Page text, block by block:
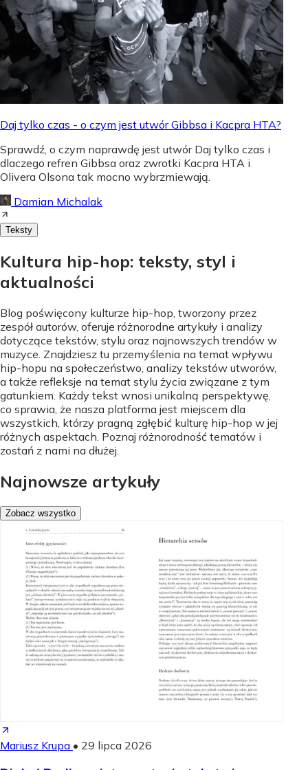
Daj tylko czas - o czym jest utwór Gibbsa i Kacpra HTA?
Sprawdź, o czym naprawdę jest utwór Daj tylko czas i
dlaczego refren Gibbsa oraz zwrotki Kacpra HTA i
Olivera Olsona tak mocno wybrzmiewają.
Damian Michalak
Teksty
Kultura hip-hop: teksty, styl i
aktualności
Blog poświęcony kulturze hip-hop, tworzony przez
zespół autorów, oferuje różnorodne artykuły i analizy
dotyczące tekstów, stylu oraz najnowszych trendów w
muzyce. Znajdziesz tu przemyślenia na temat wpływu
hip-hopu na społeczeństwo, analizy tekstów utworów,
a także refleksje na temat stylu życia związane z tym
gatunkiem. Każdy tekst wnosi unikalną perspektywę,
co sprawia, że nasza platforma jest miejscem dla
wszystkich, którzy pragną zgłębić kulturę hip-hop w jej
różnych aspektach. Poznaj różnorodność tematów i
zostań z nami na dłużej.
Najnowsze artykuły
Zobacz wszystko
Mariusz Krupa • 29 lipca 2026